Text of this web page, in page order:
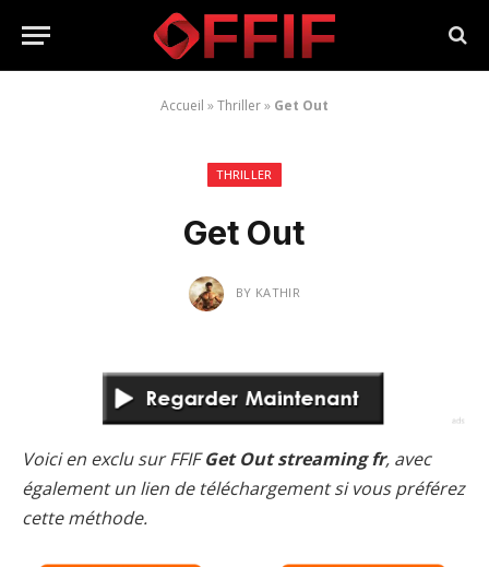
Accueil »Thriller» Get Out
THRILLER
Get Out
BY KATHIR
Voici en exclu sur FFIFGet Out streaming fr, avec
également un lien de téléchargement si vous préférez
cette méthode.